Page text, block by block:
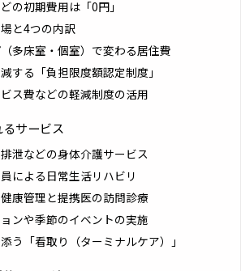
の初期費用は「0円」
と4つの内訳
多床室・個室）で変わる居住費
する「負担限度額認定制度」
ス費などの軽減制度の活用
サービス
泄などの身体介護サービス
による日常生活リハビリ
康管理と提携医の訪問診療
ンや季節のイベントの実施
う「看取り（ターミナルケア）」